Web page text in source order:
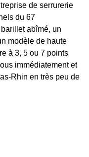
de serrurerie
du 67
abîmé, un
modèle de haute
à 3, 5 ou 7 points
immédiatement et
Rhin en très peu de